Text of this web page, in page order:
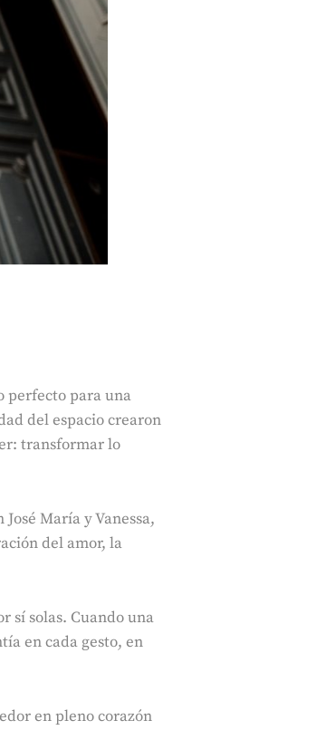
perfecto para una
del espacio crearon
transformar lo
María y Vanessa,
del amor, la
sí solas. Cuando una
en cada gesto, en
en pleno corazón